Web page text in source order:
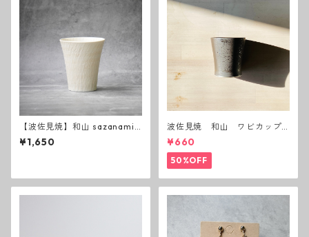
【波佐見焼】和山 sazanami
反コップ
¥1,650
波佐見焼 和山 ワビカップ
黒錆 3種(アウトレット）
¥660
50%OFF